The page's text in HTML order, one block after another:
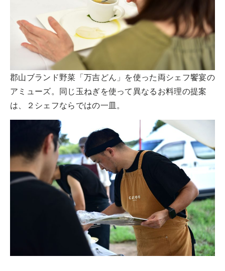
郡山ブランド野菜「万吉どん」を使った両シェフ饗宴の
アミューズ。同じ玉ねぎを使って異なるお料理の提案
は、２シェフならではの一皿。